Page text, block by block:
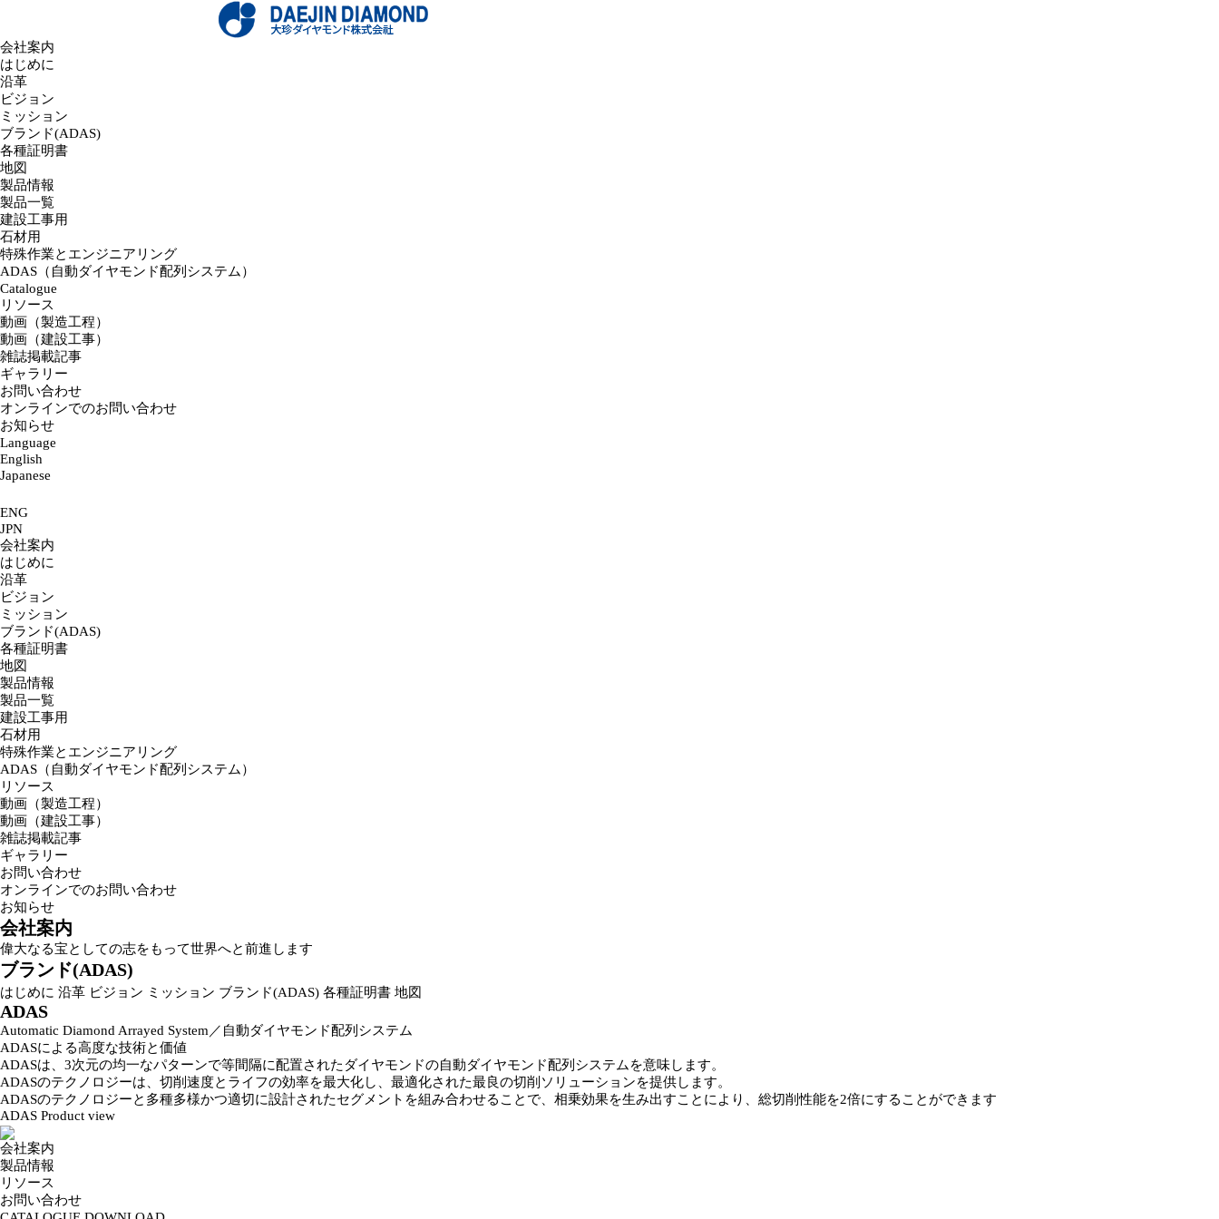
会社案内
はじめに
沿革
ビジョン
ミッション
ブランド(ADAS)
各種証明書
地図
製品情報
製品一覧
建設工事用
石材用
特殊作業とエンジニアリング
ADAS（自動ダイヤモンド配列システム）
Catalogue
リソース
動画（製造工程）
動画（建設工事）
雑誌掲載記事
ギャラリー
お問い合わせ
オンラインでのお問い合わせ
お知らせ
Language
English
Japanese
ENG
JPN
会社案内
はじめに
沿革
ビジョン
ミッション
ブランド(ADAS)
各種証明書
地図
製品情報
製品一覧
建設工事用
石材用
特殊作業とエンジニアリング
ADAS（自動ダイヤモンド配列システム）
リソース
動画（製造工程）
動画（建設工事）
雑誌掲載記事
ギャラリー
お問い合わせ
オンラインでのお問い合わせ
お知らせ
会社案内
偉大なる宝としての志をもって世界へと前進します
ブランド(ADAS)
はじめに 沿革 ビジョン ミッション ブランド(ADAS) 各種証明書 地図
ADAS
Automatic Diamond Arrayed System／自動ダイヤモンド配列システム
ADASによる高度な技術と価値
ADASは、3次元の均一なパターンで等間隔に配置されたダイヤモンドの自動ダイヤモンド配列システムを意味します。
ADASのテクノロジーは、切削速度とライフの効率を最大化し、最適化された最良の切削ソリューションを提供します。
ADASのテクノロジーと多種多様かつ適切に設計されたセグメントを組み合わせることで、相乗効果を生み出すことにより、総切削性能を2倍にすることができます
ADAS Product view
会社案内
製品情報
リソース
お問い合わせ